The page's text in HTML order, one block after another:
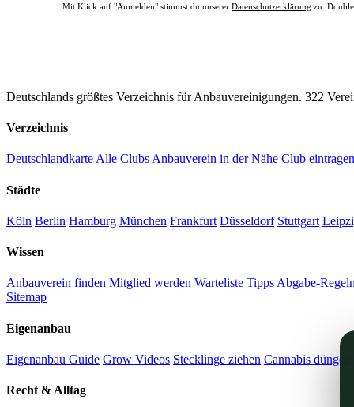
Mit Klick auf "Anmelden" stimmst du unserer Datenschutzerklärung zu.
Deutschlands größtes Verzeichnis für Anbauvereinigungen. 322
Verzeichnis
Deutschlandkarte Alle Clubs Anbauverein in der Nähe Club eintragen
Städte
Köln Berlin Hamburg München Frankfurt Düsseldorf Stuttgart
Wissen
Anbauverein finden Mitglied werden Warteliste TippsAbgabe-
Sitemap
Eigenanbau
Eigenanbau Guide Grow Videos Stecklinge ziehen Cannabis düngen
Recht & Alltag